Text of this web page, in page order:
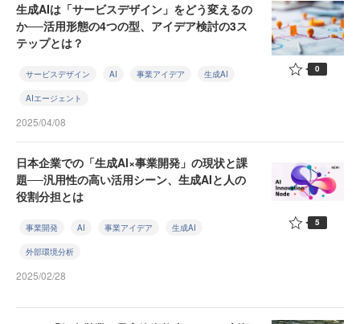
生成AIは「サービスデザイン」をどう変えるの
か──活用形態の4つの型、アイデア検討の3ス
テップとは？
サービスデザイン AI 事業アイデア 生成AI
AIエージェント
2025/04/08
0
日本企業での「生成AI×事業開発」の現状と課
題──汎用性の高い活用シーン、生成AIと人の
役割分担とは
事業開発 AI 事業アイデア 生成AI
外部環境分析
2025/02/28
5